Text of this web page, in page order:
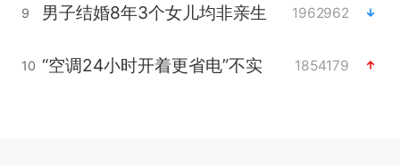
9 男子结婚8年3个女儿均非亲生 1962962
10 “空调24小时开着更省电”不实 1854179